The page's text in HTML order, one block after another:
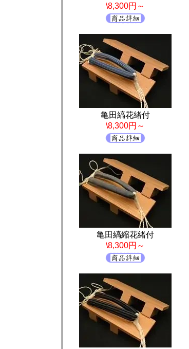
\8,300円～
亀田縞花緒付
\8,300円～
亀田縞縮花緒付
\8,300円～